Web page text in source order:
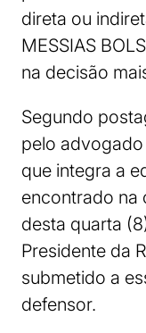
direta ou
MESSIAS
na decisão
Segundo
pelo
que integra a
encontrado na
desta quarta
Presidente da
submetido a
defensor.